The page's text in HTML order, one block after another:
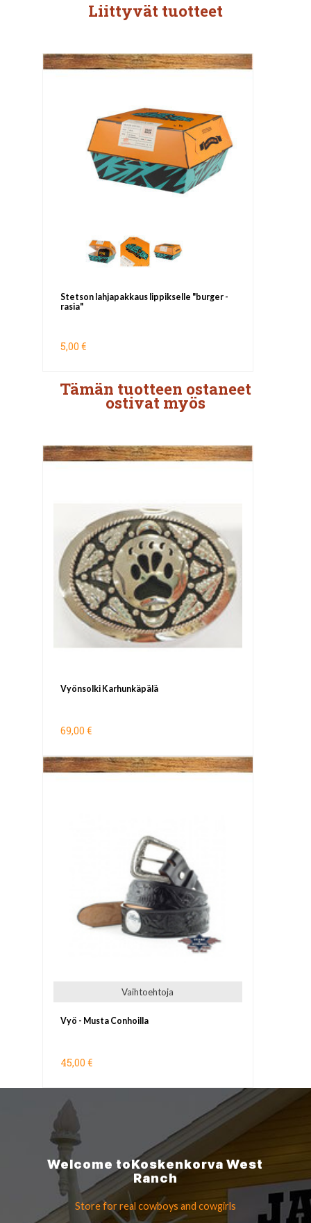
Liittyvät tuotteet
Stetson lahjapakkaus lippikselle "burger -
rasia"
5,00 €
Tämän tuotteen ostaneet
ostivat myös
Vyönsolki Karhunkäpälä
69,00 €
Vaihtoehtoja
Vyö - Musta Conhoilla
45,00 €
Welcome toKoskenkorvaWest
Ranch
Store for real cowboys and cowgirls